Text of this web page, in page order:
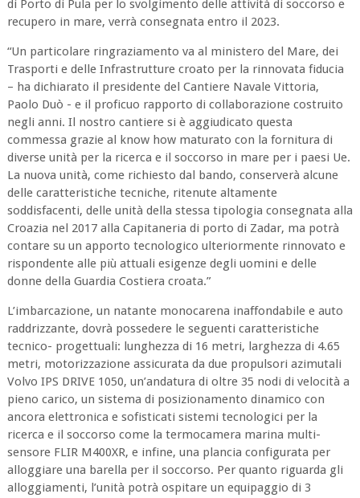
di Porto di Pula per lo svolgimento delle attività di soccorso e
recupero in mare, verrà consegnata entro il 2023.
“Un particolare ringraziamento va al ministero del Mare, dei
Trasporti e delle Infrastrutture croato per la rinnovata fiducia
– ha dichiarato il presidente del Cantiere Navale Vittoria,
Paolo Duò - e il proficuo rapporto di collaborazione costruito
negli anni. Il nostro cantiere si è aggiudicato questa
commessa grazie al know how maturato con la fornitura di
diverse unità per la ricerca e il soccorso in mare per i paesi Ue.
La nuova unità, come richiesto dal bando, conserverà alcune
delle caratteristiche tecniche, ritenute altamente
soddisfacenti, delle unità della stessa tipologia consegnata alla
Croazia nel 2017 alla Capitaneria di porto di Zadar, ma potrà
contare su un apporto tecnologico ulteriormente rinnovato e
rispondente alle più attuali esigenze degli uomini e delle
donne della Guardia Costiera croata.”
L’imbarcazione, un natante monocarena inaffondabile e auto
raddrizzante, dovrà possedere le seguenti caratteristiche
tecnico- progettuali: lunghezza di 16 metri, larghezza di 4.65
metri, motorizzazione assicurata da due propulsori azimutali
Volvo IPS DRIVE 1050, un’andatura di oltre 35 nodi di velocità a
pieno carico, un sistema di posizionamento dinamico con
ancora elettronica e sofisticati sistemi tecnologici per la
ricerca e il soccorso come la termocamera marina multi-
sensore FLIR M400XR, e infine, una plancia configurata per
alloggiare una barella per il soccorso. Per quanto riguarda gli
alloggiamenti, l’unità potrà ospitare un equipaggio di 3